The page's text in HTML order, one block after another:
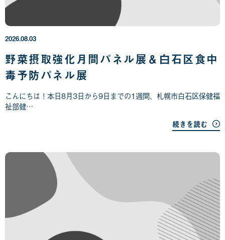
野菜摂取強化月間パネル展＆白石区食中
毒予防パネル展
こんにちは！本日8月3日から9日までの1週間、札幌市白石区保健福
祉部健…
続きを読む
2026.08.03
0
6
年
0
8
月
0
3
日